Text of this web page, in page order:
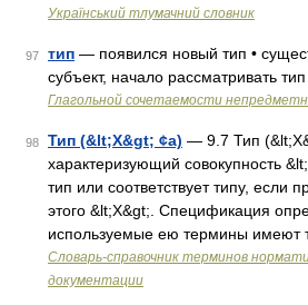
Український тлумачний словник
97 тип — появился новый тип •
субъект, начало рассматривать
Глагольной сочетаемости
98 Тип (&lt;Х&gt; ¢а) — 9.7 Тип
характеризующий совокупность
тип или соответствует типу, если
этого &lt;Х&gt;. Спецификация
используемые ею термины имеют
Словарь-справочник терминов
документации